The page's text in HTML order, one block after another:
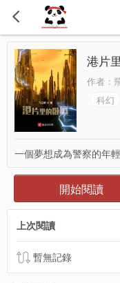
港片
作者：
科幻
一個夢想成為警察的年
開始閱讀
上次閱讀
暫無記錄